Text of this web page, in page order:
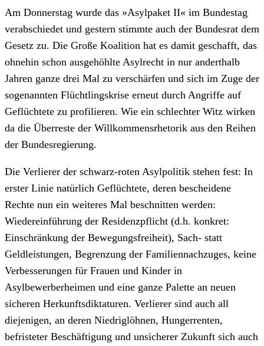
Am Donnerstag wurde das »Asylpaket II« im Bundestag
verabschiedet und gestern stimmte auch der Bundesrat dem
Gesetz zu. Die Große Koalition hat es damit geschafft, das
ohnehin schon ausgehöhlte Asylrecht in nur anderthalb
Jahren ganze drei Mal zu verschärfen und sich im Zuge der
sogenannten Flüchtlingskrise erneut durch Angriffe auf
Geflüchtete zu profilieren. Wie ein schlechter Witz wirken
da die Überreste der Willkommensrhetorik aus den Reihen
der Bundesregierung.
Die Verlierer der schwarz-roten Asylpolitik stehen fest: In
erster Linie natürlich Geflüchtete, deren bescheidene
Rechte nun ein weiteres Mal beschnitten werden:
Wiedereinführung der Residenzpflicht (d.h. konkret:
Einschränkung der Bewegungsfreiheit), Sach- statt
Geldleistungen, Begrenzung der Familiennachzuges, keine
Verbesserungen für Frauen und Kinder in
Asylbewerberheimen und eine ganze Palette an neuen
sicheren Herkunftsdiktaturen. Verlierer sind auch all
diejenigen, an deren Niedriglöhnen, Hungerrenten,
befristeter Beschäftigung und unsicherer Zukunft sich auch